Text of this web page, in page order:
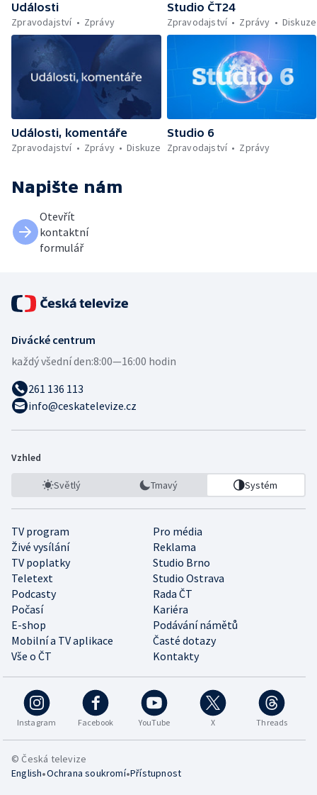
Události
Zpravodajství
Zprávy
Studio ČT24
Zpravodajství
Zprávy Diskuze
Události, komentáře
Zpravodajství
Zprávy Diskuze
Studio 6
Zpravodajství
Zprávy
Napište nám
Otevřít
kontaktní
formulář
Divácké centrum
každý všední den:8:00—16:00 hodin
261 136 113
info@ceskatelevize.cz
Vzhled
Světlý Tmavý Systém
TV program
Pro média
Živé vysílání
Reklama
TV poplatky
Studio Brno
Teletext
Studio Ostrava
Podcasty
Rada ČT
Počasí
Kariéra
E-shop
Podávání námětů
Mobilní a TV aplikace
Časté dotazy
Vše o ČT
Kontakty
Instagram Facebook YouTube X Threads
© Česká televize
English•Ochrana soukromí•Přístupnost